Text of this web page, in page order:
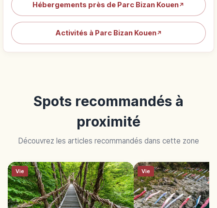
Hébergements près de Parc Bizan Kouen↗
Activités à Parc Bizan Kouen↗
Spots recommandés à
proximité
Découvrez les articles recommandés dans cette zone
Vie Vie